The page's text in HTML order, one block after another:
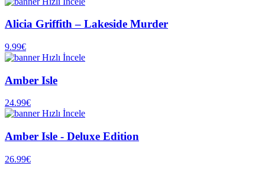
Alicia Griffith – Lakeside Murder
9.99€
Hızlı İncele
Amber Isle
24.99€
Hızlı İncele
Amber Isle - Deluxe Edition
26.99€